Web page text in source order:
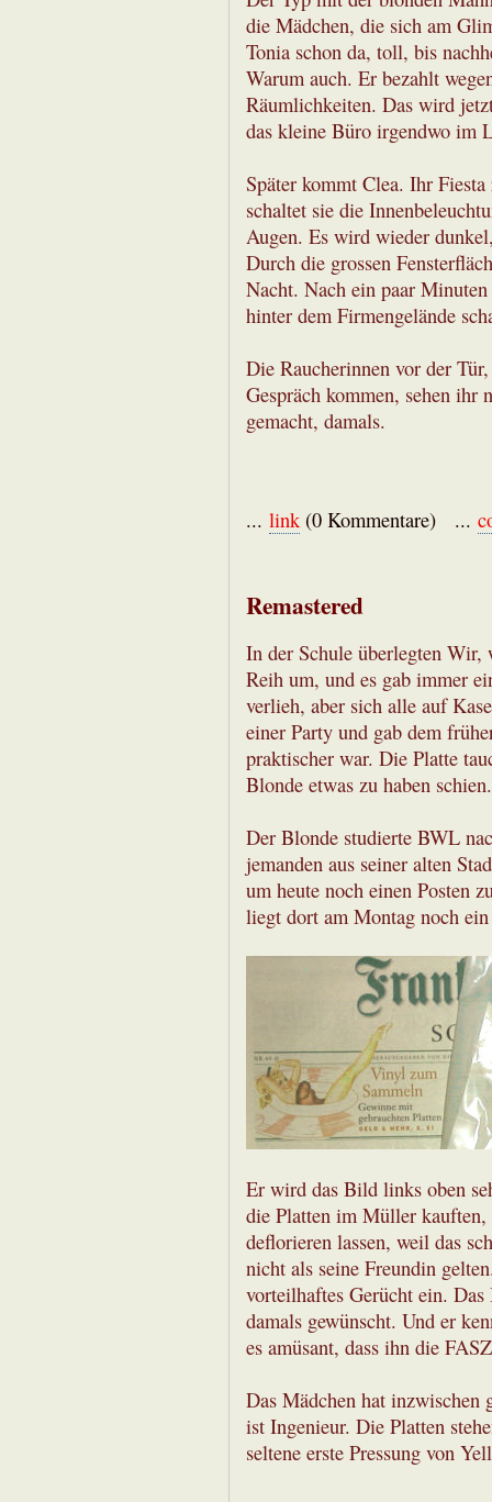
die Mädchen, die sich am
Tonia schon da, toll, bis
Warum auch. Er bezahlt
Räumlichkeiten. Das wird
das kleine Büro irgendwo im
Später kommt Clea. Ihr
schaltet sie die
Augen. Es wird wieder
Durch die grossen
Nacht. Nach ein paar
hinter dem Firmengelände
Die Raucherinnen vor der
Gespräch kommen, sehen
gemacht, damals.
... link (0 Kommentare) ...
Remastered
In der Schule überlegten Wir,
Reih um, und es gab immer
verlieh, aber sich alle auf
einer Party und gab dem
praktischer war. Die Platte
Blonde etwas zu haben
Der Blonde studierte BWL
jemanden aus seiner alten
um heute noch einen Posten
liegt dort am Montag noch
Er wird das Bild links oben
die Platten im Müller kauften,
deflorieren lassen, weil das
nicht als seine Freundin
vorteilhaftes Gerücht ein.
damals gewünscht. Und er
es amüsant, dass ihn die
Das Mädchen hat inzwischen
ist Ingenieur. Die Platten
seltene erste Pressung von